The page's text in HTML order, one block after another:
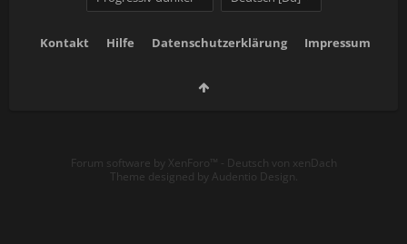
Kontakt Hilfe Datenschutzerklärung Impressum
Forum software by XenForo™ - Deutsch von xenDach
Theme designed by Audentio Design.